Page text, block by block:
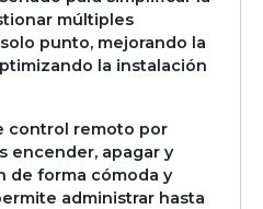
múltiples
punto, mejorando la
la instalación
control remoto por
encender, apagar y
de forma cómoda y
administrar hasta